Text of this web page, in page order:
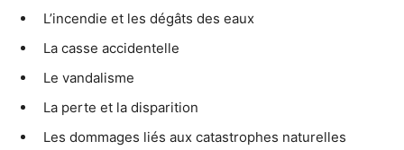
L’incendie et les dégâts des eaux
La casse accidentelle
Le vandalisme
La perte et la disparition
Les dommages liés aux catastrophes naturelles